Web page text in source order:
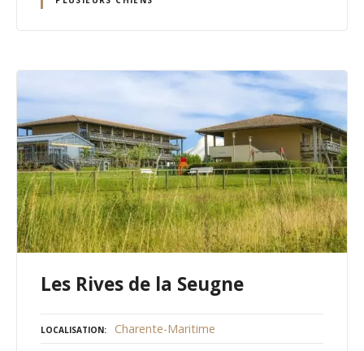
Les Rives de la Seugne
LOCALISATION Charente-Maritime